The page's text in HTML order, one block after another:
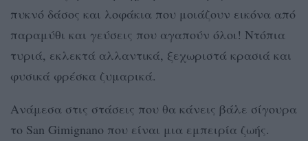
πυκνό δάσος και λοφάκια που μοιάζουν εικόνα από
παραμύθι και γεύσεις που αγαπούν όλοι! Ντόπια
τυριά, εκλεκτά αλλαντικά, ξεχωριστά κρασιά και
φυσικά φρέσκα ζυμαρικά.
Ανάμεσα στις στάσεις που θα κάνεις βάλε σίγουρα
το San Gimignano που είναι μια εμπειρία ζωής.